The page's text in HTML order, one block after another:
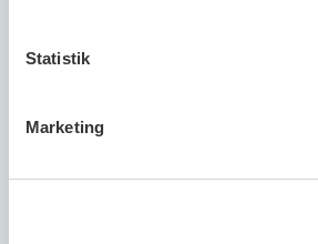
Statistik
Marketing
Dentaljob.dk
Dentaljob.dk er Danmarks
alle ansatte inden for